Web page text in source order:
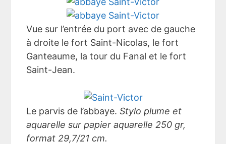
Vue sur l’entrée du port avec de gauche
à droite le fort Saint-Nicolas, le fort
Ganteaume, la tour du Fanal et le fort
Saint-Jean.
Le parvis de l’abbaye.Stylo plume et
aquarelle sur papier aquarelle 250 gr,
format 29,7/21 cm.